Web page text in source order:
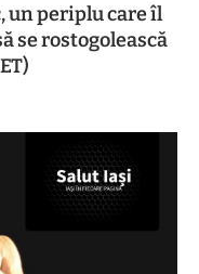
un periplu care îl
se rostogolească